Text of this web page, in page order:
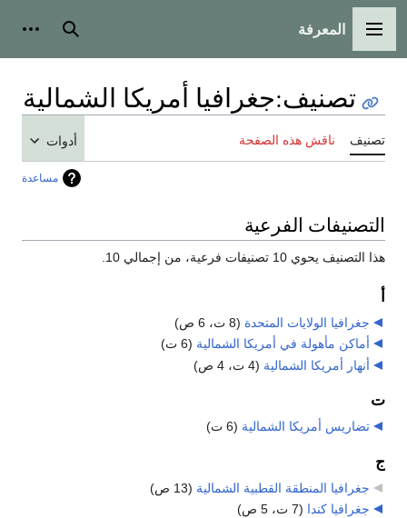
القائمة الرئيسية
المعرفة بحث
تصنيف:جغرافيا أمريكا الشمالية
تصنيف ناقش هذه الصفحة أدوات
مساعدة
التصنيفات الفرعية
هذا التصنيف يحوي 10 تصنيفات فرعية، من إجمالي 10.
جغرافيا الولايات المتحدة (8 ت، 6 ص)
أماكن مأهولة في أمريكا الشمالية (6 ت)
أنهار أمريكا الشمالية (4 ت، 4 ص)
ت
تضاريس أمريكا الشمالية (6 ت)
ج
جغرافيا المنطقة القطبية الشمالية (13 ص)
جغرافيا كندا (7 ت، 5 ص)